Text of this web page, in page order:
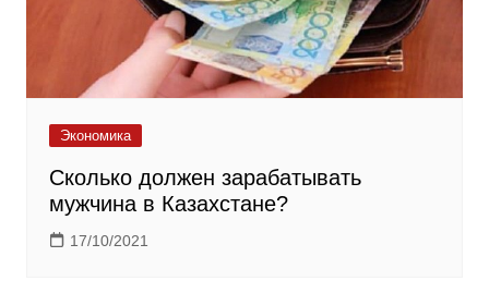
Экономика
Сколько должен зарабатывать
мужчина в Казахстане?
17/10/2021